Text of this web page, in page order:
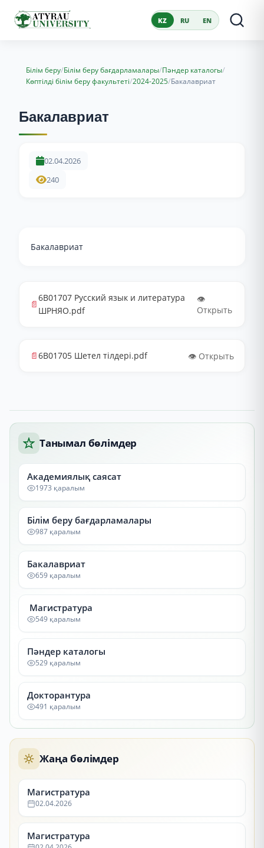
KZ RU EN
Білім беру/Білім беру бағдарламалары/Пәндер каталогы/
Көптілді білім беру факультеті/2024-2025/Бакалавриат
Бакалавриат
02.04.2026
240
Бакалавриат
📄
6В01707 Русский язык и литература
ШРНЯО.pdf
👁️
Открыть
📄6В01705 Шетел тілдері.pdf 👁️ Открыть
Танымал бөлімдер
Академиялық саясат
1973 қаралым
Білім беру бағдарламалары
987 қаралым
Бакалавриат
659 қаралым
Магистратура
549 қаралым
Пәндер каталогы
529 қаралым
Докторантура
491 қаралым
Жаңа бөлімдер
Магистратура
02.04.2026
Магистратура